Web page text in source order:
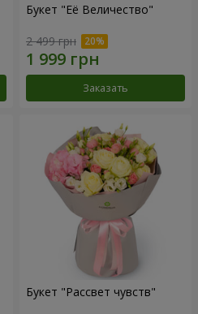
Букет "Её Величество"
2 499 грн
Заказать
Букет "Рассвет чувств"